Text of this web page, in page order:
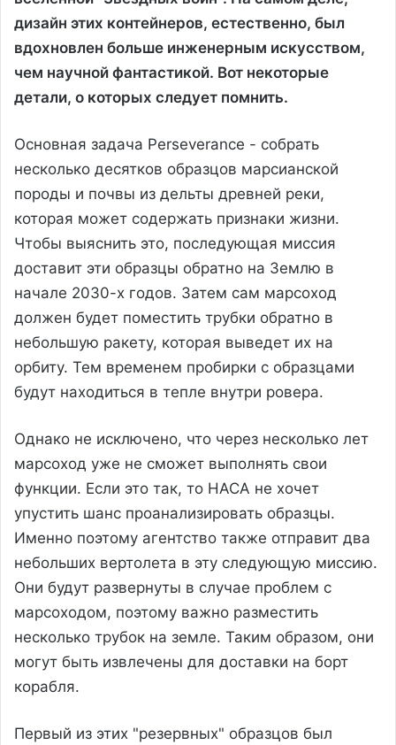
дизайн этих контейнеров, естественно, был
вдохновлен больше инженерным искусством,
чем научной фантастикой. Вот некоторые
детали, о которых следует помнить.
Основная задача Perseverance - собрать
несколько десятков образцов марсианской
породы и почвы из дельты древней реки,
которая может содержать признаки жизни.
Чтобы выяснить это, последующая миссия
доставит эти образцы обратно на Землю в
начале 2030-х годов. Затем сам марсоход
должен будет поместить трубки обратно в
небольшую ракету, которая выведет их на
орбиту. Тем временем пробирки с образцами
будут находиться в тепле внутри ровера.
Однако не исключено, что через несколько лет
марсоход уже не сможет выполнять свои
функции. Если это так, то НАСА не хочет
упустить шанс проанализировать образцы.
Именно поэтому агентство также отправит два
небольших вертолета в эту следующую миссию.
Они будут развернуты в случае проблем с
марсоходом, поэтому важно разместить
несколько трубок на земле. Таким образом, они
могут быть извлечены для доставки на борт
корабля.
Первый из этих "резервных" образцов был